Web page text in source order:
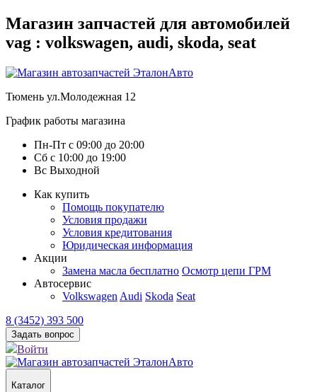
Магазин запчастей для автомобилей
vag : volkswagen, audi, skoda, seat
Тюмень ул.Молодежная 12
График работы магазина
Пн-Пт с 09:00 до 20:00
Сб с 10:00 до 19:00
Вс Выходной
Как купить
Помощь покупателю
Условия продажи
Условия кредитования
Юридическая информация
Акции
Замена масла бесплатно Осмотр цепи ГРМ
Автосервис
Volkswagen Audi Skoda Seat
8 (3452) 393 500
Задать вопрос
Войти
Каталог